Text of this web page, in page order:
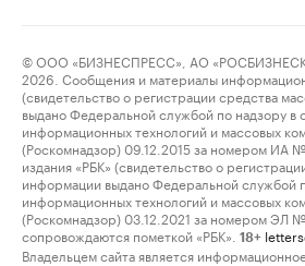
© ООО «БИЗНЕСПРЕСС», АО
2026. Сообщения и материалы
(свидетельство о регистрации средства
выдано Федеральной службой по надзору в
информационных технологий и массовых
(Роскомнадзор) 09.12.2015 за номером ИА
издания «РБК» (свидетельство о
информации выдано Федеральной службой
информационных технологий и массовых
(Роскомнадзор) 03.12.2021 за номером ЭЛ
сопровождаются пометкой «РБК».
18+
Владельцем сайта является